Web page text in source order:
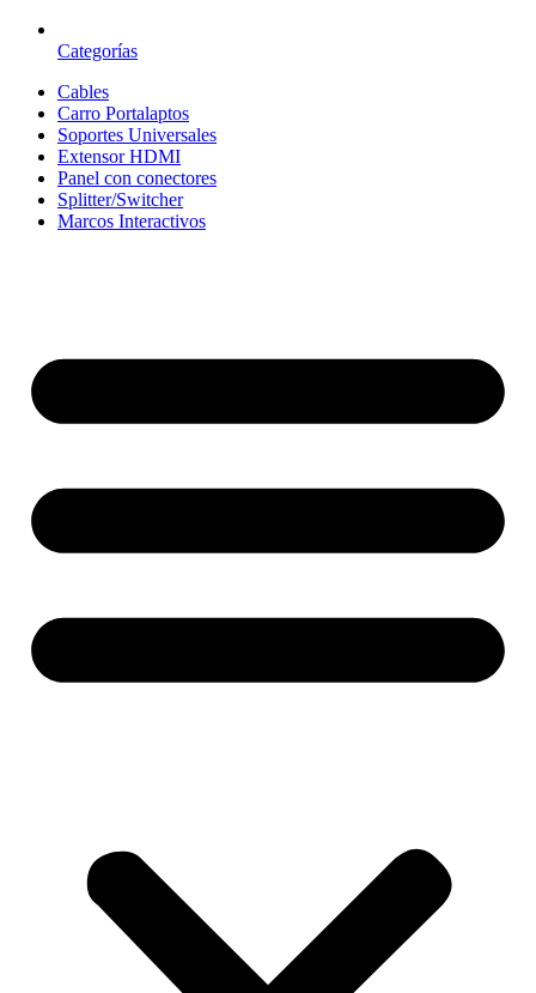
Categorías
Cables
Carro Portalaptos
Soportes Universales
Extensor HDMI
Panel con conectores
Splitter/Switcher
Marcos Interactivos